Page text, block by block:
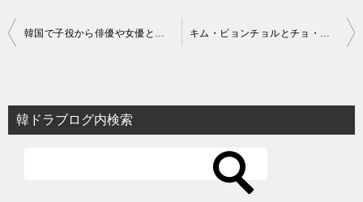
投
ビ
ゲ
韓ドラブログ内検索